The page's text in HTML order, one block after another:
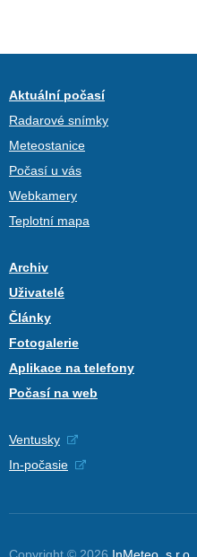
Aktuální počasí
Radarové snímky
Meteostanice
Počasí u vás
Webkamery
Teplotní mapa
Archiv
Uživatelé
Články
Fotogalerie
Aplikace na telefony
Počasí na web
Ventusky
In-počasie
Copyright © 2026 InMeteo, s.r.o.